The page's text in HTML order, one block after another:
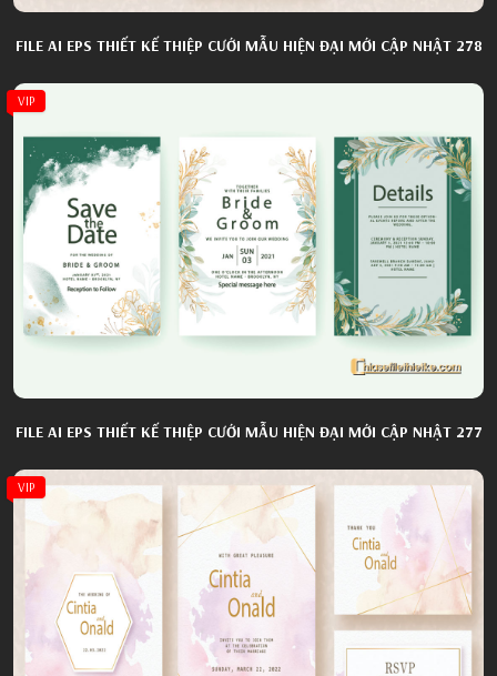
FILE AI EPS THIẾT KẾ THIỆP CƯỚI MẪU HIỆN ĐẠI MỚI CẬP NHẬT 278
VIP
FILE AI EPS THIẾT KẾ THIỆP CƯỚI MẪU HIỆN ĐẠI MỚI CẬP NHẬT 277
VIP